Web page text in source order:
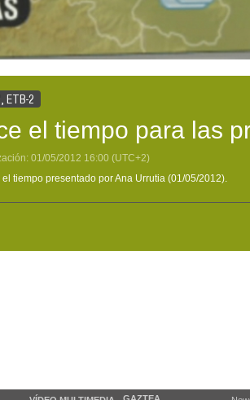
ETB-2
el tiempo para las
01/05/2012 16:00 (UTC+2)
el tiempo presentado por Ana Urrutia (01/05/2012).